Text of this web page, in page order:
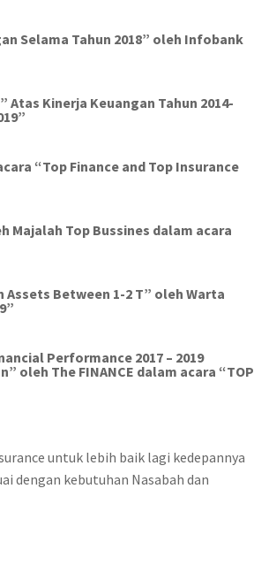
Selama Tahun 2018” oleh Infobank
Kinerja Keuangan Tahun 2014-
9”
“Top Finance and Top Insurance
Majalah Top Bussines dalam acara
Between 1-2 T” oleh Warta
Performance 2017 – 2019
oleh The FINANCE dalam acara “TOP
untuk lebih baik lagi kedepannya
dengan kebutuhan Nasabah dan